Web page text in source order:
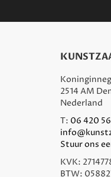
2514 AM
Nederland
T: 06 420
Stuur ons
KVK:
BTW: